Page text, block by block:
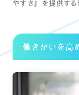
やすさ』を提供する
働きがいを高